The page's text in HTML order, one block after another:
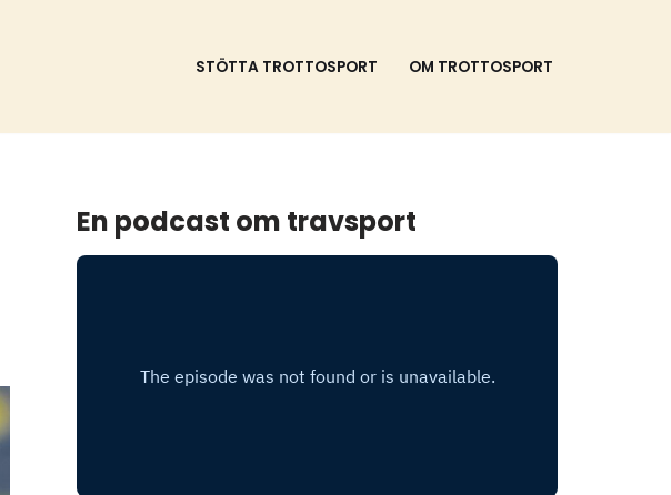
STÖTTA TROTTOSPORT OM TROTTOSPORT
En podcast om travsport